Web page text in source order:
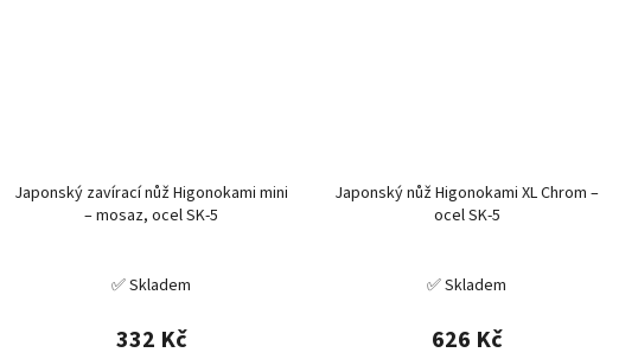
Japonský zavírací nůž Higonokami mini
– mosaz, ocel SK-5
✅ Skladem
332 Kč
Japonský nůž Higonokami XL Chrom –
ocel SK-5
✅ Skladem
626 Kč